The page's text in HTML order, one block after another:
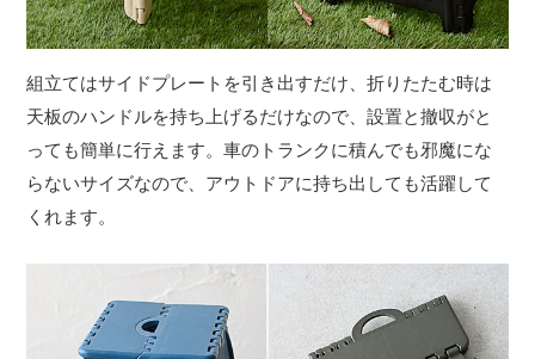
組立てはサイドプレートを引き出すだけ、折りたたむ時は
天板のハンドルを持ち上げるだけなので、設置と撤収がと
っても簡単に行えます。車のトランクに積んでも邪魔にな
らないサイズなので、アウトドアに持ち出しても活躍して
くれます。